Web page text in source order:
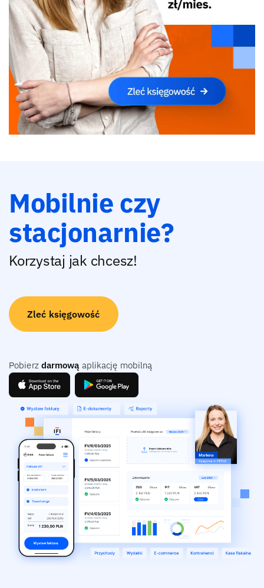
Mobilnie czy
stacjonarnie?
Korzystaj jak chcesz!
Zleć księgowość
Pobierz darmową aplikację mobilną